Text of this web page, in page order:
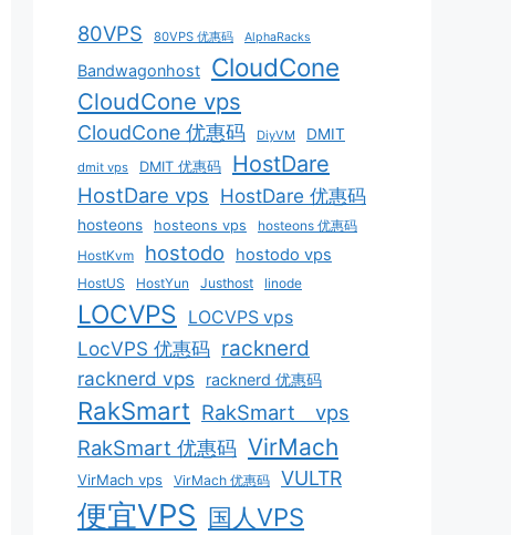
80VPS 80VPS 优惠码 AlphaRacks
Bandwagonhost CloudCone
CloudCone vps
CloudCone 优惠码 DiyVM DMIT
dmit vps DMIT 优惠码 HostDare
HostDare vps HostDare 优惠码
hosteons hosteons vps
hosteons 优惠码
HostKvm
hostodo hostodo vps
HostUS HostYun Justhost linode
LOCVPS LOCVPS vps
LocVPS 优惠码 racknerd
racknerd vps racknerd 优惠码
RakSmart RakSmart vps
RakSmart 优惠码 VirMach
VirMach vps VirMach 优惠码 VULTR
便宜VPS 国人VPS